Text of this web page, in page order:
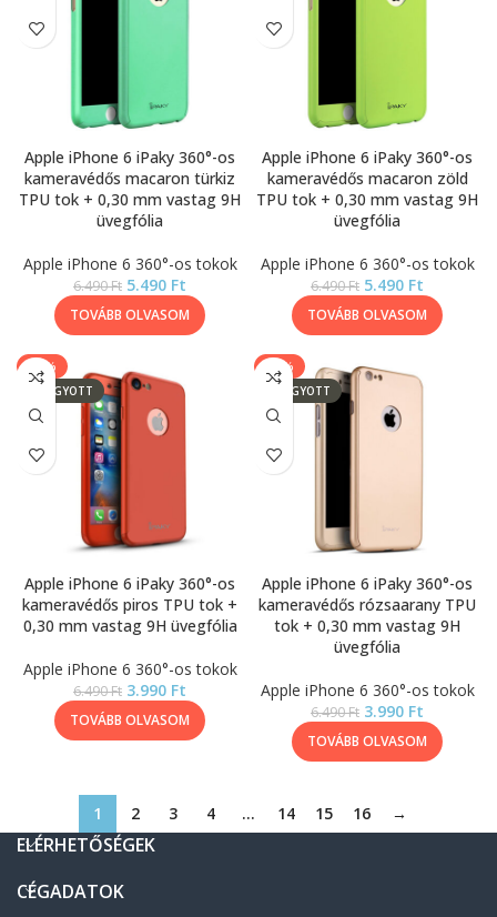
Apple iPhone 6 iPaky 360°-os
kameravédős macaron türkiz
TPU tok + 0,30 mm vastag 9H
üvegfólia
Apple iPhone 6 360°-os tokok
6.490Ft 5.490 Ft
TOVÁBB OLVASOM
Apple iPhone 6 iPaky 360°-os
kameravédős macaron zöld
TPU tok + 0,30 mm vastag 9H
üvegfólia
Apple iPhone 6 360°-os tokok
6.490Ft 5.490 Ft
TOVÁBB OLVASOM
-39%
ELFOGYOTT
Apple iPhone 6 iPaky 360°-os
kameravédős piros TPU tok +
0,30 mm vastag 9H üvegfólia
Apple iPhone 6 360°-os tokok
6.490Ft 3.990 Ft
TOVÁBB OLVASOM
-39%
ELFOGYOTT
Apple iPhone 6 iPaky 360°-os
kameravédős rózsaarany TPU
tok + 0,30 mm vastag 9H
üvegfólia
Apple iPhone 6 360°-os tokok
6.490Ft 3.990 Ft
TOVÁBB OLVASOM
1 2 3 4 … 14 15 16 →
ELÉRHETŐSÉGEK
CÉGADATOK